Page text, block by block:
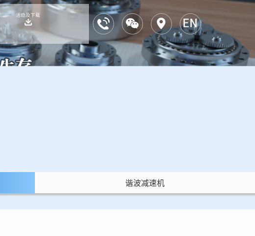
活动及下载
谐波减速机